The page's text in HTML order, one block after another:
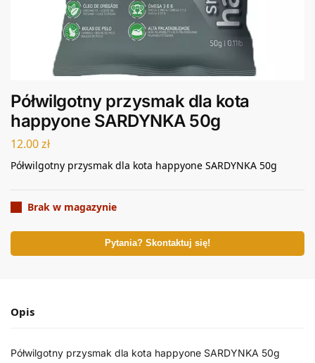
Półwilgotny przysmak dla kota
happyone SARDYNKA 50g
12.00zł
Półwilgotny przysmak dla kota happyone SARDYNKA 50g
Brak w magazynie
Pytania? Skontaktuj się!
Opis
Półwilgotny przysmak dla kota happyone SARDYNKA 50g